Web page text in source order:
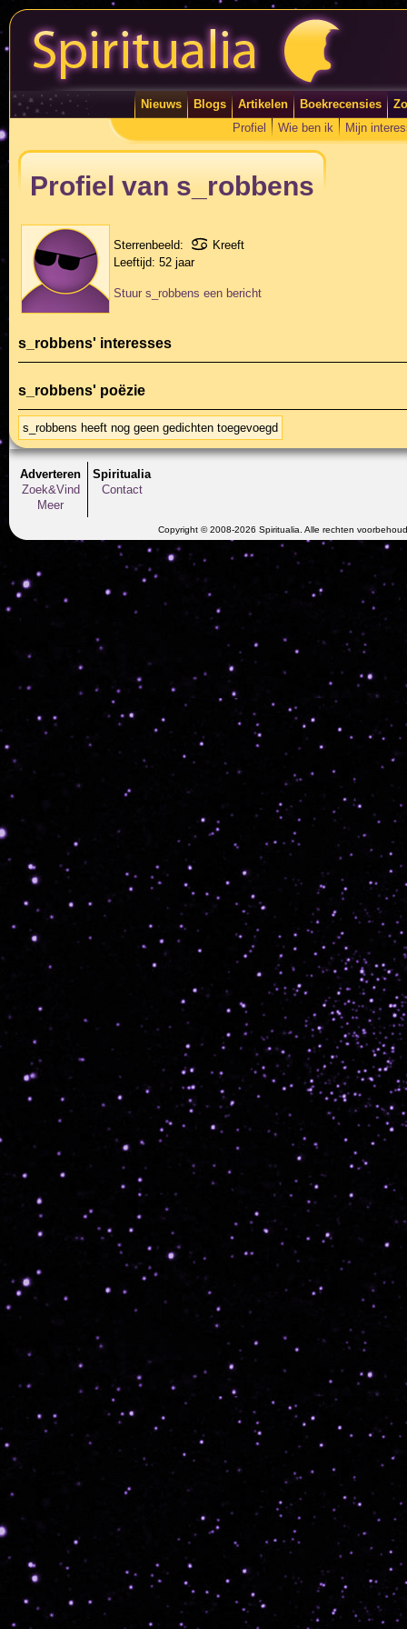
Nieuws Blogs Artikelen Boekrecensies
Profiel
Wie ben ik Mijn
Profiel van s_robbens
Sterrenbeeld:
Kreeft
Leeftijd: 52 jaar
Stuur s_robbens een bericht
s_robbens' interesses
s_robbens' poëzie
s_robbens heeft nog geen gedichten toegevoegd
Adverteren
Zoek&Vind
Meer
Spiritualia
Contact
Copyright © 2008-2026 Spiritualia. Alle rechten